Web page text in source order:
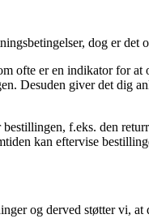
dog er det
ofte er en indikator for at
Desuden giver det dig
f.eks. den
kan eftervise
og derved støtter vi,